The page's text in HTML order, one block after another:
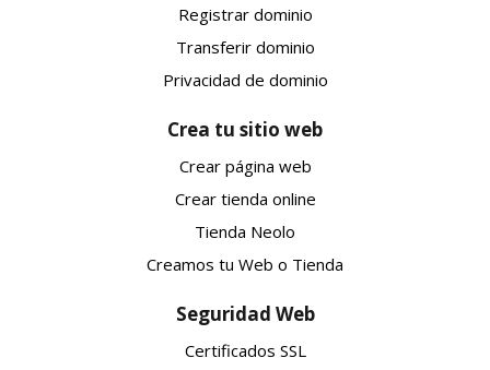
Registrar dominio
Transferir dominio
Privacidad de dominio
Crea tu sitio web
Crear página web
Crear tienda online
Tienda Neolo
Creamos tu Web o Tienda
Seguridad Web
Certificados SSL